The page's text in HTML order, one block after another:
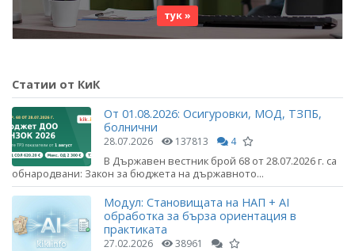
тук »
Статии от КиК
От 01.08.2026: Осигуровки, МОД, ТЗПБ,
болнични
28.07.2026 137813 4
В Държавен вестник брой 68 от 28.07.2026 г. са
обнародвани: Закон за бюджета на държавното...
Модул: Становищата на НАП + AI
обработка за бърза ориентация в
практиката
27.02.2026 38961